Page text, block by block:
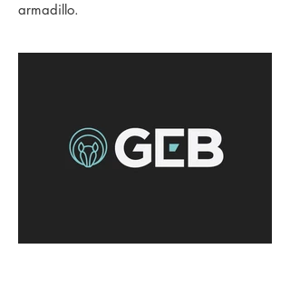
armadillo.